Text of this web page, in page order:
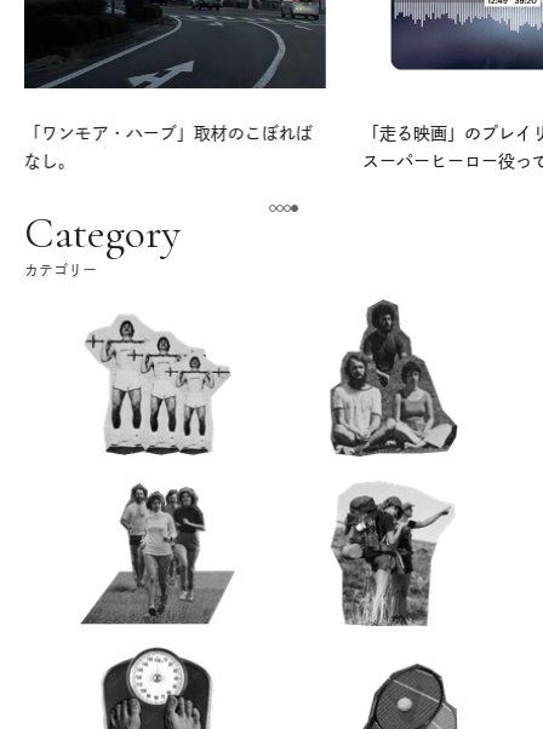
「ワンモア・ハーブ」取材のこぼれば
なし。
「走る映画」のプレイ
スーパーヒーロー役っ
Category
カテゴリー